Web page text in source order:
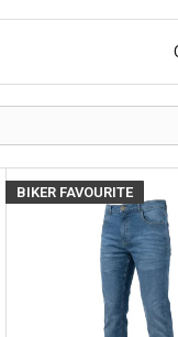
BIKER FAVOURITE